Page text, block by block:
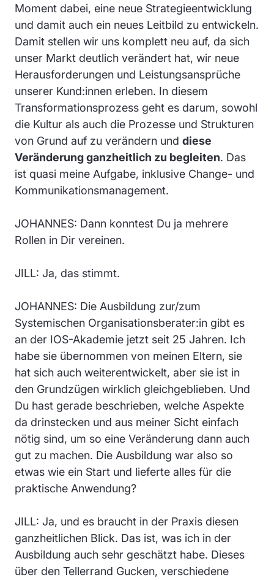
Moment dabei, eine neue Strategieentwicklung
und damit auch ein neues Leitbild zu entwickeln.
Damit stellen wir uns komplett neu auf, da sich
unser Markt deutlich verändert hat, wir neue
Herausforderungen und Leistungsansprüche
unserer Kund:innen erleben. In diesem
Transformationsprozess geht es darum, sowohl
die Kultur als auch die Prozesse und Strukturen
von Grund auf zu verändern und diese
Veränderung ganzheitlich zu begleiten. Das
ist quasi meine Aufgabe, inklusive Change- und
Kommunikationsmanagement.
JOHANNES: Dann konntest Du ja mehrere
Rollen in Dir vereinen.
JILL: Ja, das stimmt.
JOHANNES: Die Ausbildung zur/zum
Systemischen Organisationsberater:in gibt es
an der IOS-Akademie jetzt seit 25 Jahren. Ich
habe sie übernommen von meinen Eltern, sie
hat sich auch weiterentwickelt, aber sie ist in
den Grundzügen wirklich gleichgeblieben. Und
Du hast gerade beschrieben, welche Aspekte
da drinstecken und aus meiner Sicht einfach
nötig sind, um so eine Veränderung dann auch
gut zu machen. Die Ausbildung war also so
etwas wie ein Start und lieferte alles für die
praktische Anwendung?
JILL: Ja, und es braucht in der Praxis diesen
ganzheitlichen Blick. Das ist, was ich in der
Ausbildung auch sehr geschätzt habe. Dieses
über den Tellerrand Gucken, verschiedene